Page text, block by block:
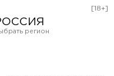
[18+]